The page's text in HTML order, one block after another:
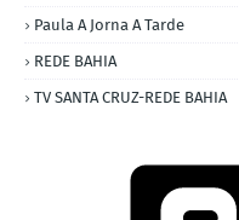
Paula A Jorna A Tarde
REDE BAHIA
TV SANTA CRUZ-REDE BAHIA